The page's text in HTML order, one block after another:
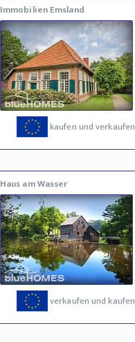
Immobilien Emsland
kaufen und verkaufen
Haus am Wasser
verkaufen und kaufen